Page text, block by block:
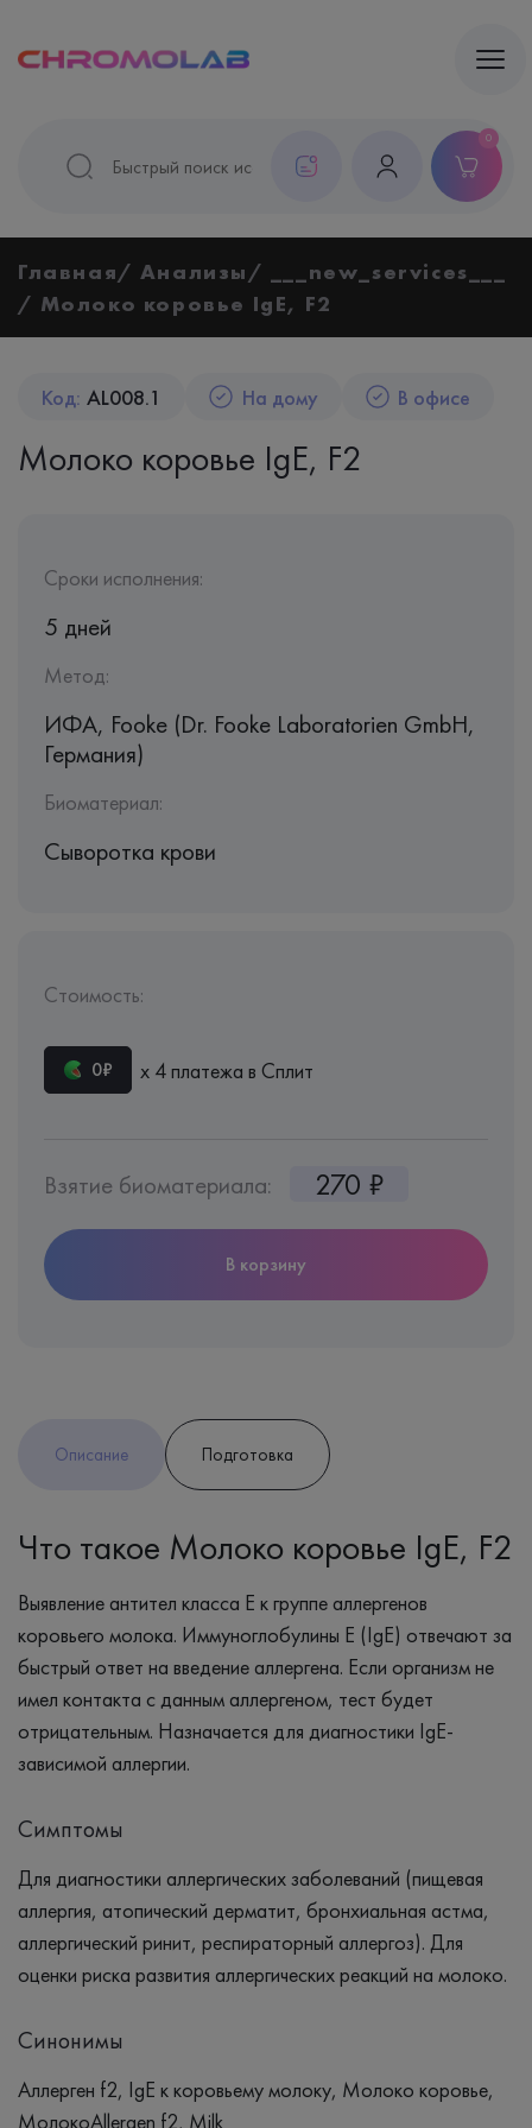
0
Главная Анализы
___new_services___
Молоко коровье IgE, F2
Код: AL008.1 На дому В офисе
Молоко коровье IgE, F2
Сроки исполнения:
5 дней
Метод:
ИФА, Fooke (Dr. Fooke Laboratorien GmbH,
Германия)
Биоматериал:
Сыворотка крови
Стоимость:
0₽ х 4 платежа в Сплит
Взятие биоматериала: 270 ₽
В корзину
Описание Подготовка
Что такое Молоко коровье IgE, F2
Выявление антител класса Е к группе аллергенов
коровьего молока. Иммуноглобулины Е (IgE) отвечают за
быстрый ответ на введение аллергена. Если организм не
имел контакта с данным аллергеном, тест будет
отрицательным. Назначается для диагностики IgE-
зависимой аллергии.
Симптомы
Для диагностики аллергических заболеваний (пищевая
аллергия, атопический дерматит, бронхиальная астма,
аллергический ринит, респираторный аллергоз). Для
оценки риска развития аллергических реакций на молоко.
Синонимы
Аллерген f2, IgЕ к коровьему молоку, Молоко коровье,
МолокоAllergen f2, Milk